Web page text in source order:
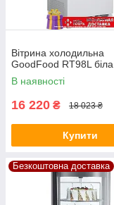
Вітрина холодильна
GoodFood RT98L біла
В наявності
16 220 ₴ 18 023 ₴
Купити
Безкоштовна доставка